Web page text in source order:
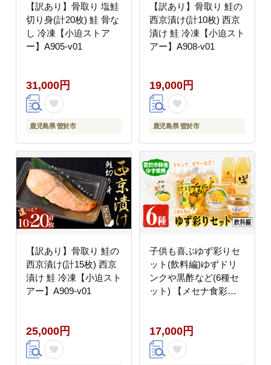
【訳あり】骨取り 塩鮭
切り身(計20枚) 鮭 骨な
し 冷凍【小迫ストア
ー】A905-v01
31,000円
鹿児島県 曽於市
【訳あり】骨取り 鮭の
西京漬け(計10枚) 西京
漬け 鮭 冷凍【小迫スト
アー】A908-v01
19,000円
鹿児島県 曽於市
【訳あり】骨取り 鮭の
西京漬け(計15枚) 西京
漬け 鮭 冷凍【小迫スト
アー】A909-v01
25,000円
子供も喜ぶゆず彩りセ
ット(飲料編)ゆずドリ
ンクや黒酢など(6種セ
ット) 【メセナ食彩セ
17,000円